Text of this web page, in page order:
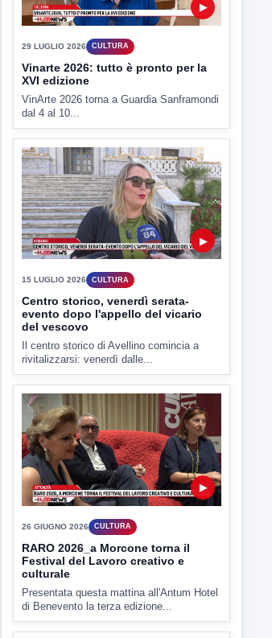
▶
29 LUGLIO 2026 CULTURA
Vinarte 2026: tutto è pronto per la
XVI edizione
VinArte 2026 torna a Guardia Sanframondi
dal 4 al 10...
▶
15 LUGLIO 2026 CULTURA
Centro storico, venerdì serata-
evento dopo l'appello del vicario
del vescovo
Il centro storico di Avellino comincia a
rivitalizzarsi: venerdì dalle...
▶
26 GIUGNO 2026 CULTURA
RARO 2026_a Morcone torna il
Festival del Lavoro creativo e
culturale
Presentata questa mattina all'Antum Hotel
di Benevento la terza edizione...